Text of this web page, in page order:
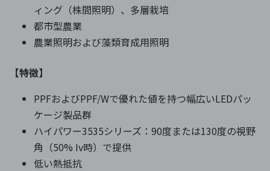
ィング（株間照明）、多層栽培
都市型農業
農業照明および藻類育成用照明
【特徴】
PPFおよびPPF/Wで優れた値を持つ幅広いLEDパッ
ケージ製品群
ハイパワー3535シリーズ：90度または130度の視野
角（50% Iv時）で提供
低い熱抵抗